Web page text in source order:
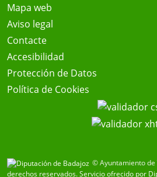
Mapa web
Aviso legal
Contacte
Accesibilidad
Protección de Datos
Política de Cookies
© Ayuntamiento de
derechos reservados.Servicio ofrecido por